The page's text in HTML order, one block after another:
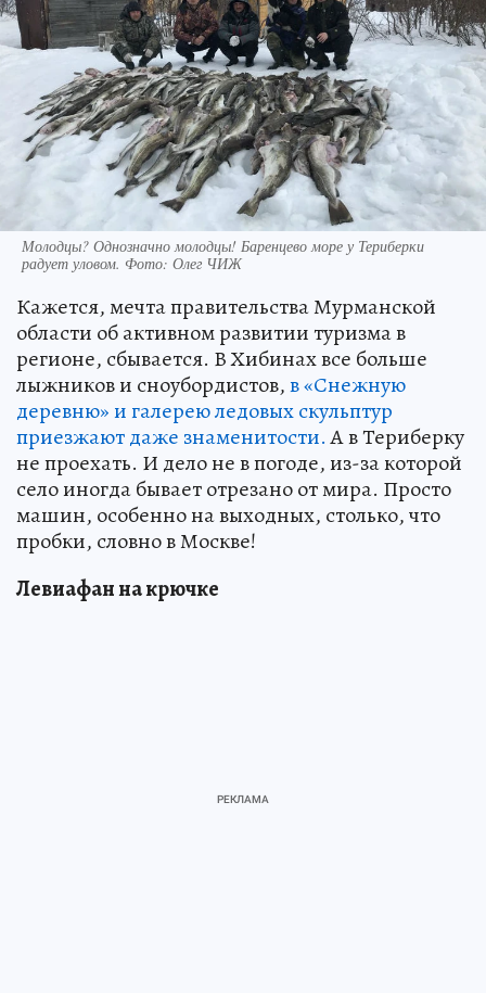
Молодцы? Однозначно молодцы! Баренцево море у Териберки
радует уловом. Фото: Олег ЧИЖ
Кажется, мечта правительства Мурманской
области об активном развитии туризма в
регионе, сбывается. В Хибинах все больше
лыжников и сноубордистов,в «Снежную
деревню» и галерею ледовых скульптур
приезжают даже знаменитости.А в Териберку
не проехать. И дело не в погоде, из-за которой
село иногда бывает отрезано от мира. Просто
машин, особенно на выходных, столько, что
пробки, словно в Москве!
Левиафан на крючке